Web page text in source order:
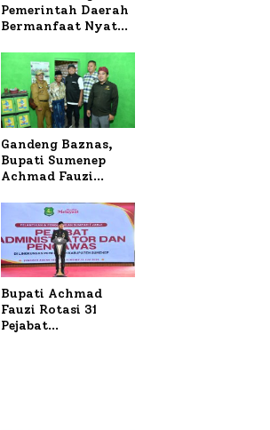
Pemerintah Daerah
Bermanfaat Nyata
Bupati Sumenep
Tinjau Langsung
Budidaya Lele dan
Ayam Petelur di
Desa Bataal Timur
Gandeng Baznas,
Bupati Sumenep
Achmad Fauzi
Serahkan Bantuan
Bedah RTLH di Dua
Kecamatan
Bupati Achmad
Fauzi Rotasi 31
Pejabat